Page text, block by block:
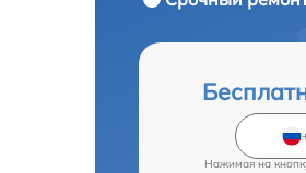
Нажимая на